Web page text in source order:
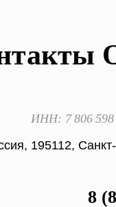
ИНН: 7 806 598
195112,
8